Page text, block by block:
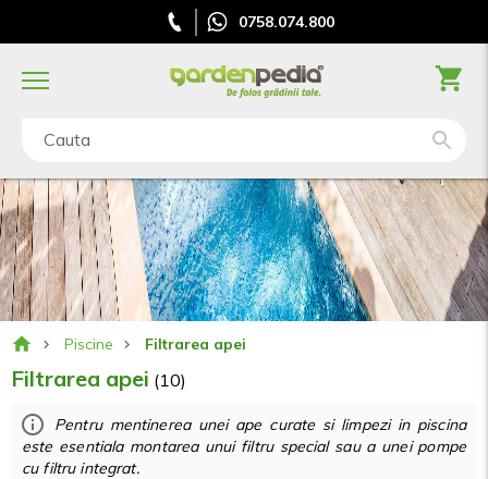
0758.074.800
Cauta
Piscine Filtrarea apei
Filtrarea apei (10)
Pentru mentinerea unei ape curate si limpezi in piscina
este esentiala montarea unui filtru special sau a unei pompe
cu filtru integrat.